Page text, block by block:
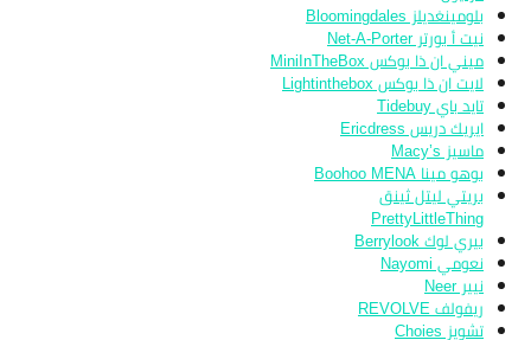
بلومينغديلز Bloomingdales
نيت أ بورتر Net-A-Porter
ميني ان ذا بوكس MiniInTheBox
لايت ان ذا بوكس Lightinthebox
تايد باي Tidebuy
ايريك دريس Ericdress
ماسيز Macy’s
بوهو مينا Boohoo MENA
بريتي ليتل ثينق
PrettyLittleThing
بيري لوك Berrylook
نعومي Nayomi
نيير Neer
ريفولف REVOLVE
تشويز Choies